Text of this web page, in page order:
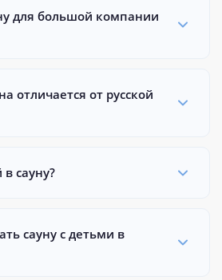
для большой компании
отличается от русской
в сауну?
сауну с детьми в